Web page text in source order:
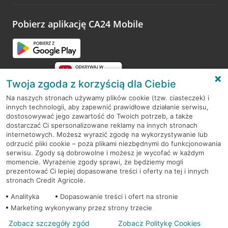
opinie.
Pobierz aplikację CA24 Mobile
RODO
Regulamin serwisu
Mapa serwisu
PolitykaCookies
© 2026 Credit Agricole Bank Polska S.A. Wszelkie prawa zastrzeżone
Twoja zgoda z korzyścią dla Ciebie
Na naszych stronach używamy plików cookie (tzw. ciasteczek) i
innych technologii, aby zapewnić prawidłowe działanie serwisu,
dostosowywać jego zawartość do Twoich potrzeb, a także
dostarczać Ci spersonalizowane reklamy na innych stronach
internetowych. Możesz wyrazić zgodę na wykorzystywanie lub
odrzucić pliki cookie – poza plikami niezbędnymi do funkcjonowania
serwisu. Zgody są dobrowolne i możesz je wycofać w każdym
momencie. Wyrażenie zgody sprawi, że będziemy mogli
prezentować Ci lepiej dopasowane treści i oferty na tej i innych
stronach Credit Agricole.
Analityka
Dopasowanie treści i ofert na stronie
Marketing wykonywany przez strony trzecie
Zobacz szczegóły zgód Zobacz Politykę Cookies